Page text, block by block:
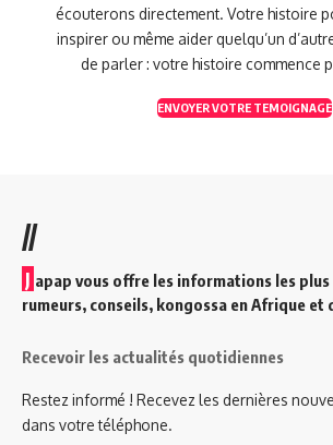
écouterons directement. Votre histoire
inspirer ou même aider quelqu’un
de parler : votre histoire commence
ENVOYER VOTRE TEMOIGNAGE
//
J apap vous offre les informations les plus
rumeurs, conseils, kongossa en Afrique et
Recevoir les actualités quotidiennes
Restez informé ! Recevez les dernières
dans votre téléphone.